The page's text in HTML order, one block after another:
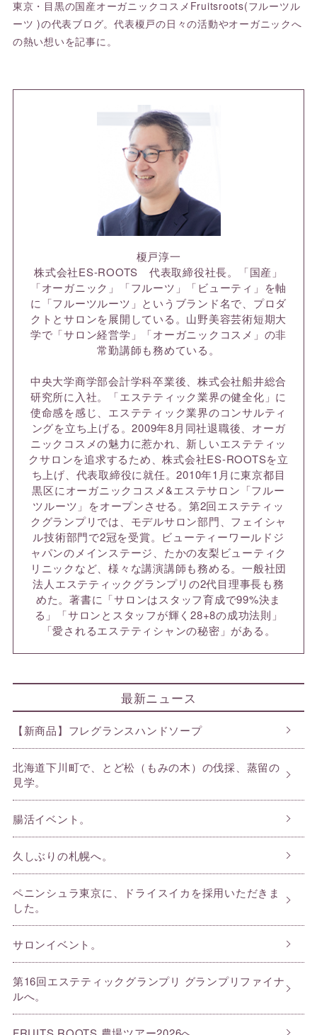
東京・目黒の国産オーガニックコスメFruitsroots(フルーツル
ーツ )の代表ブログ。代表榎戸の日々の活動やオーガニックへ
の熱い想いを記事に。
榎戸淳一
株式会社ES-ROOTS 代表取締役社長。「国産」
「オーガニック」「フルーツ」「ビューティ」を軸
に「フルーツルーツ」というブランド名で、プロダ
クトとサロンを展開している。山野美容芸術短期大
学で「サロン経営学」「オーガニックコスメ」の非
常勤講師も務めている。
中央大学商学部会計学科卒業後、株式会社船井総合
研究所に入社。「エステティック業界の健全化」に
使命感を感じ、エステティック業界のコンサルティ
ングを立ち上げる。2009年8月同社退職後、オーガ
ニックコスメの魅力に惹かれ、新しいエステティッ
クサロンを追求するため、株式会社ES-ROOTSを立
ち上げ、代表取締役に就任。2010年1月に東京都目
黒区にオーガニックコスメ&エステサロン「フルー
ツルーツ」をオープンさせる。第2回エステティッ
クグランプリでは、モデルサロン部門、フェイシャ
ル技術部門で2冠を受賞。ビューティーワールドジ
ャパンのメインステージ、たかの友梨ビューティク
リニックなど、様々な講演講師も務める。一般社団
法人エステティックグランプリの2代目理事長も務
めた。著書に「サロンはスタッフ育成で99%決ま
る」「サロンとスタッフが輝く28+8の成功法則」
「愛されるエステティシャンの秘密」がある。
最新ニュース
【新商品】フレグランスハンドソープ
北海道下川町で、とど松（もみの木）の伐採、蒸留の
見学。
腸活イベント。
久しぶりの札幌へ。
ペニンシュラ東京に、ドライスイカを採用いただきま
した。
サロンイベント。
第16回エステティックグランプリ グランプリファイナ
ルへ。